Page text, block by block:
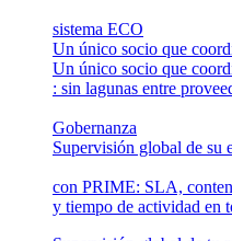
sistema ECO
Un único socio que
Un único socio que
: sin lagunas entre
Gobernanza
Supervisión global de su
con PRIME: SLA,
y tiempo de actividad en